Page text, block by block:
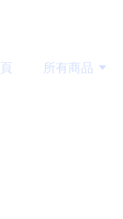
所有商品